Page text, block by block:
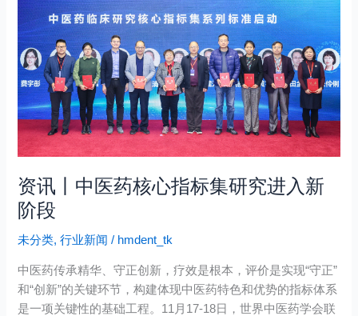
资讯丨中医药核心指标集研究进入新
阶段
未分类,行业新闻 / hmdent_tk
中医药传承精华、守正创新，疗效是根本，评价是实现“守正”
和“创新”的关键环节，构建体现中医药特色和优势的指标体系
是一项关键性的基础工程。11月17-18日，世界中医药学会联
丨
中
医
药
核
心
指
标
研
究
进
入
阶
段